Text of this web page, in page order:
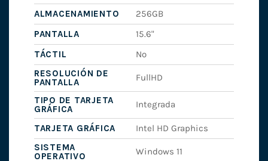
ALMACENAMIENTO
256GB
PANTALLA
15.6"
TÁCTIL
No
RESOLUCIÓN DE
PANTALLA
FullHD
TIPO DE TARJETA
GRÁFICA
Integrada
TARJETA GRÁFICA
Intel HD Graphics
SISTEMA
OPERATIVO
Windows 11